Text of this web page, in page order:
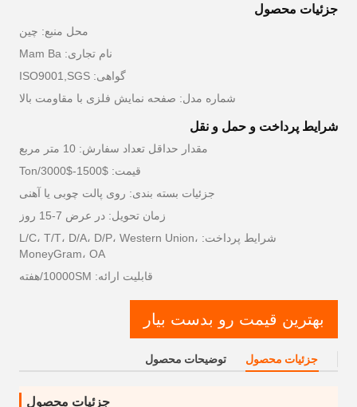
جزئیات محصول
محل منبع: چین
نام تجاری: Mam Ba
گواهی: ISO9001,SGS
شماره مدل: صفحه نمایش فلزی با مقاومت بالا
شرایط پرداخت و حمل و نقل
مقدار حداقل تعداد سفارش: 10 متر مربع
قیمت: $1500-$3000/Ton
جزئیات بسته بندی: روی پالت چوبی یا آهنی
زمان تحویل: در عرض 7-15 روز
شرایط پرداخت: L/C، T/T، D/A، D/P، Western Union،
MoneyGram، OA
قابلیت ارائه: 10000SM/هفته
بهترین قیمت رو بدست بیار
جزئیات محصول توضیحات محصول
جزئیات محصول